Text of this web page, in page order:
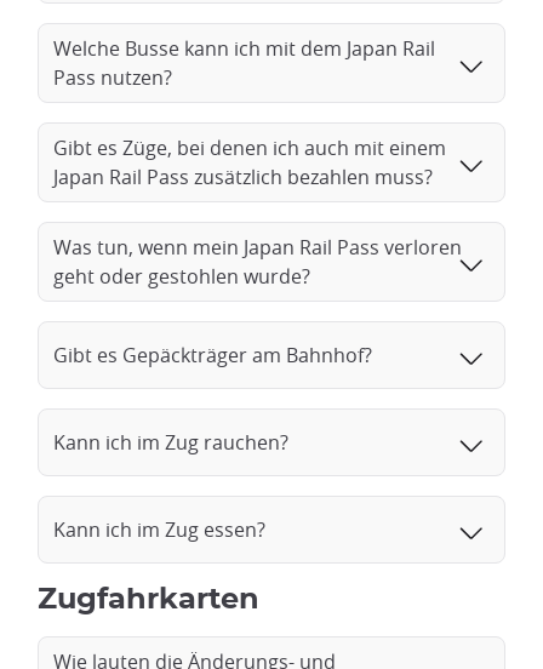
Welche Busse kann ich mit dem Japan Rail
Pass nutzen?
Gibt es Züge, bei denen ich auch mit einem
Japan Rail Pass zusätzlich bezahlen muss?
Was tun, wenn mein Japan Rail Pass verloren
geht oder gestohlen wurde?
Gibt es Gepäckträger am Bahnhof?
Kann ich im Zug rauchen?
Kann ich im Zug essen?
Zugfahrkarten
Wie lauten die Änderungs- und